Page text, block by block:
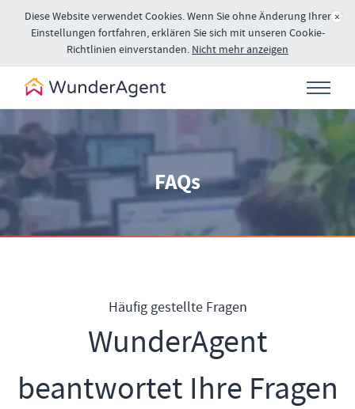
×
Diese Website verwendet Cookies. Wenn Sie ohne Änderung Ihrer
Einstellungen fortfahren, erklären Sie sich mit unseren Cookie-
Richtlinien einverstanden. Nicht mehr anzeigen
FAQs
Häufig gestellte Fragen
WunderAgent
beantwortet Ihre Fragen